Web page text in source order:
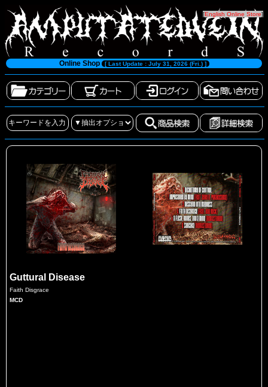
[English Online Store]
Online Shop [ Last Update : July 31, 2026 (Fri.) ]
Guttural Disease
Faith Disgrace
MCD